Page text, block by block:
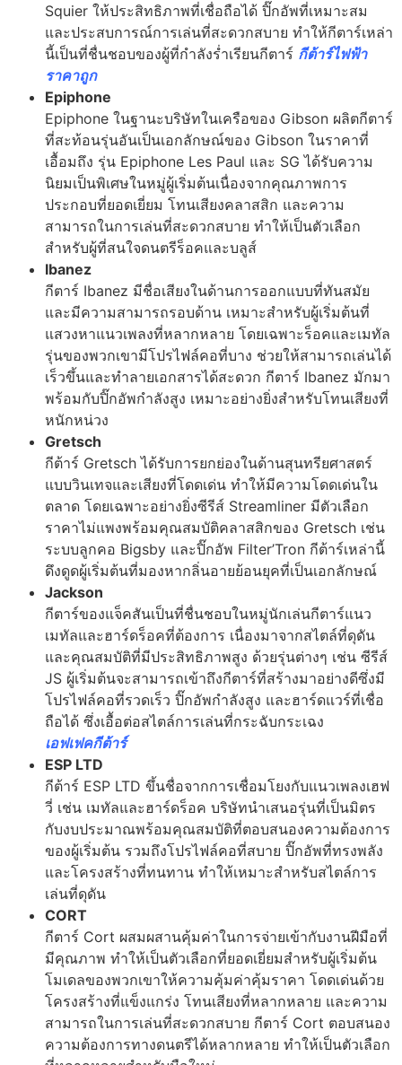
Squier ให้ประสิทธิภาพที่เชื่อถือได้ ปิ๊กอัพที่เหมาะสม
และประสบการณ์การเล่นที่สะดวกสบาย ทำให้กีตาร์เหล่า
นี้เป็นที่ชื่นชอบของผู้ที่กำลังร่ำเรียนกีตาร์ กีต้าร์ไฟฟ้า
ราคาถูก
Epiphone
Epiphone ในฐานะบริษัทในเครือของ Gibson ผลิตกีตาร์
ที่สะท้อนรุ่นอันเป็นเอกลักษณ์ของ Gibson ในราคาที่
เอื้อมถึง รุ่น Epiphone Les Paul และ SG ได้รับความ
นิยมเป็นพิเศษในหมู่ผู้เริ่มต้นเนื่องจากคุณภาพการ
ประกอบที่ยอดเยี่ยม โทนเสียงคลาสสิก และความ
สามารถในการเล่นที่สะดวกสบาย ทำให้เป็นตัวเลือก
สำหรับผู้ที่สนใจดนตรีร็อคและบลูส์
Ibanez
กีตาร์ Ibanez มีชื่อเสียงในด้านการออกแบบที่ทันสมัย
และมีความสามารถรอบด้าน เหมาะสำหรับผู้เริ่มต้นที่
แสวงหาแนวเพลงที่หลากหลาย โดยเฉพาะร็อคและเมทัล
รุ่นของพวกเขามีโปรไฟล์คอที่บาง ช่วยให้สามารถเล่นได้
เร็วขึ้นและทำลายเอกสารได้สะดวก กีตาร์ Ibanez มักมา
พร้อมกับปิ๊กอัพกำลังสูง เหมาะอย่างยิ่งสำหรับโทนเสียงที่
หนักหน่วง
Gretsch
กีต้าร์ Gretsch ได้รับการยกย่องในด้านสุนทรียศาสตร์
แบบวินเทจและเสียงที่โดดเด่น ทำให้มีความโดดเด่นใน
ตลาด โดยเฉพาะอย่างยิ่งซีรีส์ Streamliner มีตัวเลือก
ราคาไม่แพงพร้อมคุณสมบัติคลาสสิกของ Gretsch เช่น
ระบบลูกคอ Bigsby และปิ๊กอัพ Filter’Tron กีต้าร์เหล่านี้
ดึงดูดผู้เริ่มต้นที่มองหากลิ่นอายย้อนยุคที่เป็นเอกลักษณ์
Jackson
กีตาร์ของแจ็คสันเป็นที่ชื่นชอบในหมู่นักเล่นกีตาร์แนว
เมทัลและฮาร์ดร็อคที่ต้องการ เนื่องมาจากสไตล์ที่ดุดัน
และคุณสมบัติที่มีประสิทธิภาพสูง ด้วยรุ่นต่างๆ เช่น ซีรีส์
JS ผู้เริ่มต้นจะสามารถเข้าถึงกีตาร์ที่สร้างมาอย่างดีซึ่งมี
โปรไฟล์คอที่รวดเร็ว ปิ๊กอัพกำลังสูง และฮาร์ดแวร์ที่เชื่อ
ถือได้ ซึ่งเอื้อต่อสไตล์การเล่นที่กระฉับกระเฉง
เอฟเฟคกีต้าร์
ESP LTD
กีต้าร์ ESP LTD ขึ้นชื่อจากการเชื่อมโยงกับแนวเพลงเฮฟ
วี่ เช่น เมทัลและฮาร์ดร็อค บริษัทนำเสนอรุ่นที่เป็นมิตร
กับงบประมาณพร้อมคุณสมบัติที่ตอบสนองความต้องการ
ของผู้เริ่มต้น รวมถึงโปรไฟล์คอที่สบาย ปิ๊กอัพที่ทรงพลัง
และโครงสร้างที่ทนทาน ทำให้เหมาะสำหรับสไตล์การ
เล่นที่ดุดัน
CORT
กีตาร์ Cort ผสมผสานคุ้มค่าในการจ่ายเข้ากับงานฝีมือที่
มีคุณภาพ ทำให้เป็นตัวเลือกที่ยอดเยี่ยมสำหรับผู้เริ่มต้น
โมเดลของพวกเขาให้ความคุ้มค่าคุ้มราคา โดดเด่นด้วย
โครงสร้างที่แข็งแกร่ง โทนเสียงที่หลากหลาย และความ
สามารถในการเล่นที่สะดวกสบาย กีตาร์ Cort ตอบสนอง
ความต้องการทางดนตรีได้หลากหลาย ทำให้เป็นตัวเลือก